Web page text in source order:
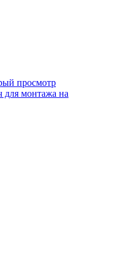
просмотр
для монтажа на